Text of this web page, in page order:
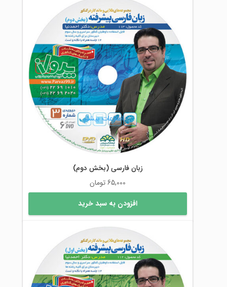
اطلاعات بیشتر
زبان فارسی (بخش دوم)
65,000تومان
افزودن به سبد خرید